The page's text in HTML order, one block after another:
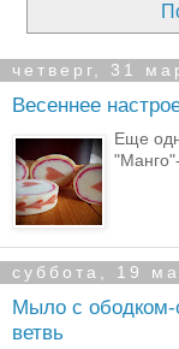
четверг, 31
Весеннее
Еще
суббота, 19
Мыло с ободком-
ветвь